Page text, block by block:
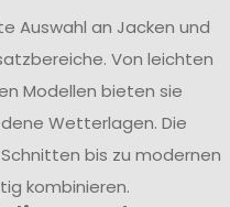
Auswahl an Jacken und
Von leichten
Modellen bieten sie
Wetterlagen. Die
bis zu modernen
kombinieren.